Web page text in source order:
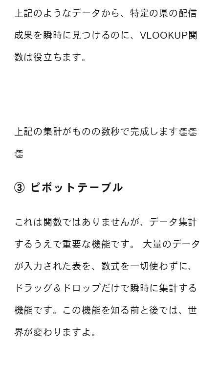
上記のようなデータから、特定の県の配信
成果を瞬時に見つけるのに、VLOOKUP関
数は役立ちます。
上記の集計がものの数秒で完成します👏👏
👏
③ ピボットテーブル
これは関数ではありませんが、データ集計
するうえで重要な機能です。 大量のデータ
が入力された表を、数式を一切使わずに、
ドラッグ＆ドロップだけで瞬時に集計する
機能です。この機能を知る前と後では、世
界が変わりますよ。